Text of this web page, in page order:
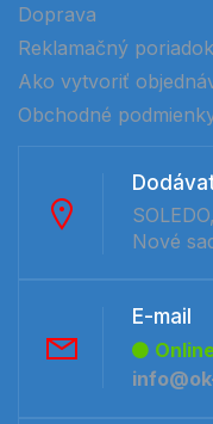
Doprava
Reklamačný poriadok
Ako vytvoriť
Obchodné
Nové
E-mail